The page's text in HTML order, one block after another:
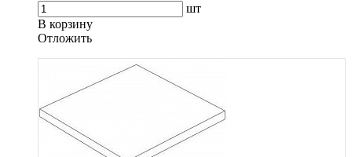
шт
В корзину
Oтложить